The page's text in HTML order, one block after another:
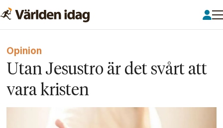
Opinion
Utan Jesustro är det svårt att
vara kristen